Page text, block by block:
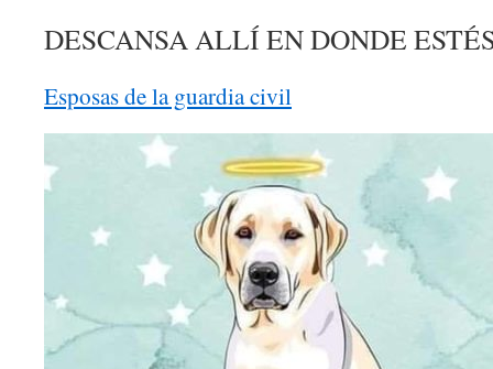
DESCANSA ALLÍ EN DONDE
Esposas de la guardia civil